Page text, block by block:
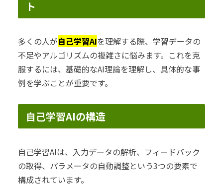
ト
多くの人が自己学習AIを理解する際、学習データの
不足やアルゴリズムの複雑さに悩みます。これを克
服するには、基礎的なAI理論を理解し、具体的な事
例を学ぶことが重要です。
自己学習AIの構造
自己学習AIは、入力データの解析、フィードバック
の取得、パラメータの自動調整という3つの要素で
構成されています。